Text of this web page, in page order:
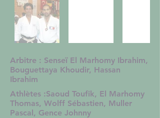
Arbitre : Senseï El Marhomy Ibrahim,
Bouguettaya Khoudir, Hassan
Ibrahim
Athlètes :Saoud Toufik, El Marhomy
Thomas, Wolff Sébastien, Muller
Pascal, Gence Johnny